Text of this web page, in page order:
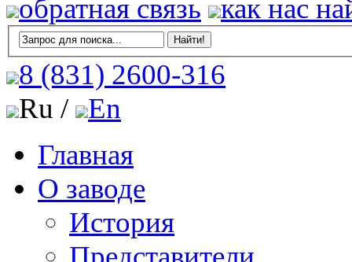
обратная связь
как нас
8 (831) 2600-316
Ru /
En
Главная
О заводе
История